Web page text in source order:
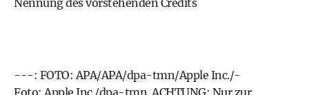
Nennung des vorstehenden Credits
---: FOTO: APA/APA/dpa-tmn/Apple Inc./-
Foto: Apple Inc./dpa-tmn..ACHTUNG: Nur zur